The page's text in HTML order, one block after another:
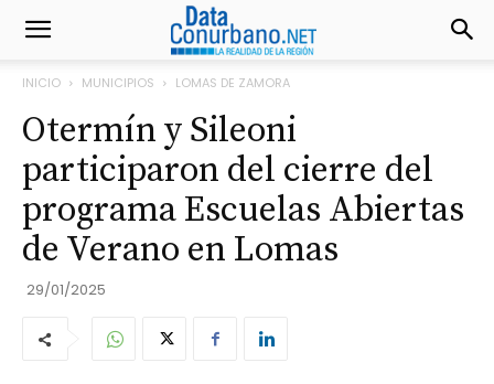
INICIO MUNICIPIOS LOMAS DE ZAMORA
Otermín y Sileoni
participaron del cierre del
programa Escuelas Abiertas
de Verano en Lomas
29/01/2025